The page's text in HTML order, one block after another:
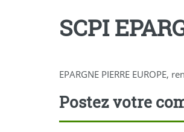
SCPI
EPARGNE PIERRE
Postez votre